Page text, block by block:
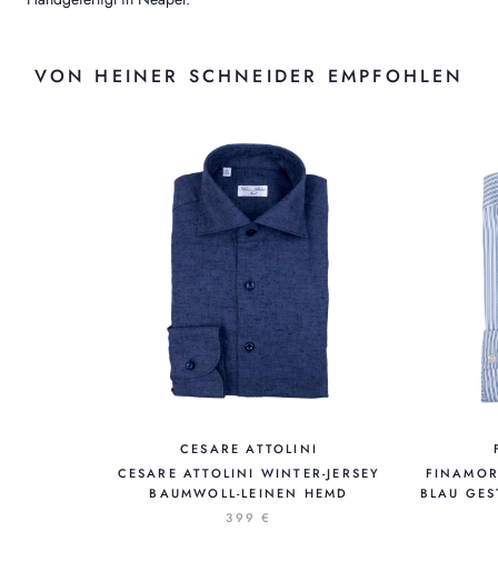
VON HEINER SCHNEIDER EMPFOHLEN
CESARE ATTOLINI
CESARE ATTOLINI WINTER-JERSEY
BAUMWOLL-LEINEN HEMD
399 €
BLAU